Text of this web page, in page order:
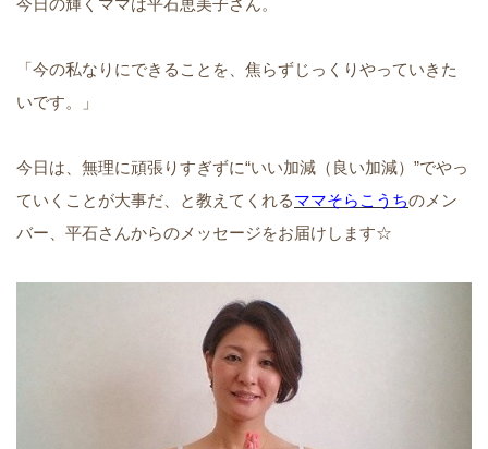
今日の輝くママは平石恵美子さん。
「今の私なりにできることを、焦らずじっくりやっていきた
いです。」
今日は、無理に頑張りすぎずに“いい加減（良い加減）”でやっ
ていくことが大事だ、と教えてくれるママそらこうちのメン
バー、平石さんからのメッセージをお届けします☆